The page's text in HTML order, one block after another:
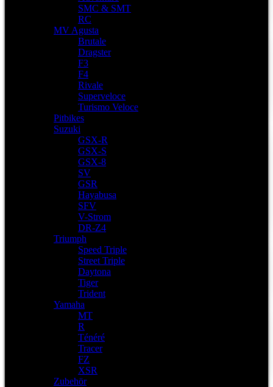
SMC & SMT
RC
MV Agusta
Brutale
Dragster
F3
F4
Rivale
Superveloce
Turismo Veloce
Pitbikes
Suzuki
GSX-R
GSX-S
GSX-8
SV
GSR
Hayabusa
SFV
V-Strom
DR-Z4
Triumph
Speed Triple
Street Triple
Daytona
Tiger
Trident
Yamaha
MT
R
Ténéré
Tracer
FZ
XSR
Zubehör